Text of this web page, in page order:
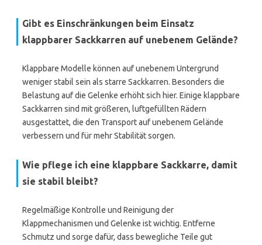
Gibt es Einschränkungen beim Einsatz
klappbarer Sackkarren auf unebenem Gelände?
Klappbare Modelle können auf unebenem Untergrund
weniger stabil sein als starre Sackkarren. Besonders die
Belastung auf die Gelenke erhöht sich hier. Einige klappbare
Sackkarren sind mit größeren, luftgefüllten Rädern
ausgestattet, die den Transport auf unebenem Gelände
verbessern und für mehr Stabilität sorgen.
Wie pflege ich eine klappbare Sackkarre, damit
sie stabil bleibt?
Regelmäßige Kontrolle und Reinigung der
Klappmechanismen und Gelenke ist wichtig. Entferne
Schmutz und sorge dafür, dass bewegliche Teile gut